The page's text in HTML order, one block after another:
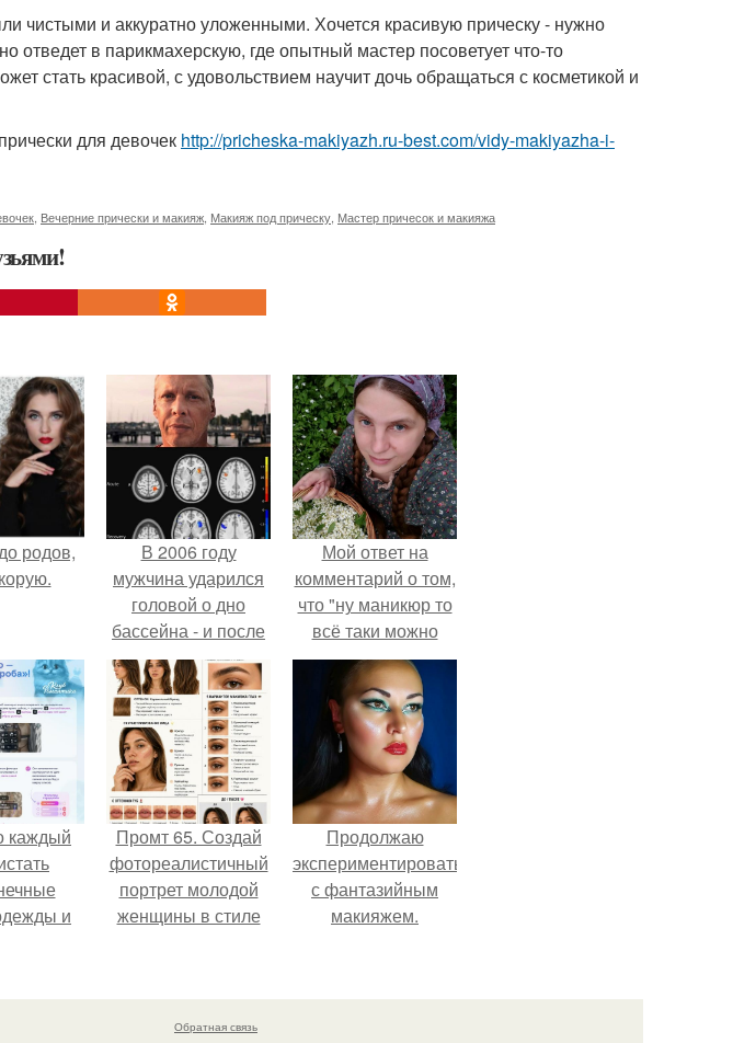
чистыми и аккуратно уложенными. Хочется красивую прическу - нужно
отведет в парикмахерскую, где опытный мастер посоветует что-то
стать красивой, с удовольствием научит дочь обращаться с косметикой и
для девочек http://pricheska-makiyazh.ru-best.com/vidy-makiyazha-i-
Вечерние прически и макияж Макияж под прическу Мастер причесок и макияжа
родов,
В 2006 году
мужчина ударился
головой о дно
бассейна - и после
этого его жизнь
изменилась самым
странным образом.
Мой ответ на
комментарий о том,
что "ну маникюр то
всё таки можно
было бы сделать.
каждый
и
Промт 65. Создай
фотореалистичный
портрет молодой
женщины в стиле
Продолжаю
экспериментировать
с фантазийным
макияжем.
Обратная связь